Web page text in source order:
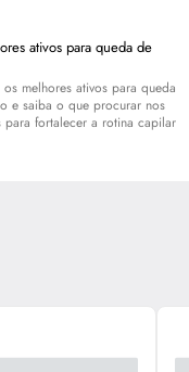
ativos para queda de
os melhores ativos para queda
e saiba o que procurar nos
para fortalecer a rotina capilar